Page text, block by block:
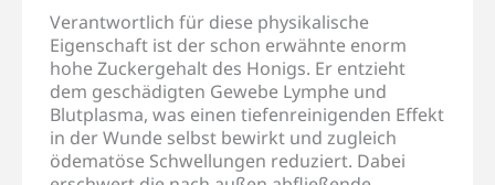
Verantwortlich für diese physikalische
Eigenschaft ist der schon erwähnte enorm
hohe Zuckergehalt des Honigs. Er entzieht
dem geschädigten Gewebe Lymphe und
Blutplasma, was einen tiefenreinigenden Effekt
in der Wunde selbst bewirkt und zugleich
ödematöse Schwellungen reduziert. Dabei